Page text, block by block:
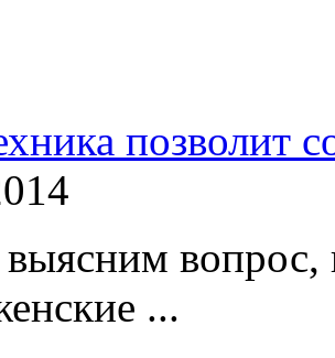
позволит
выясним
...